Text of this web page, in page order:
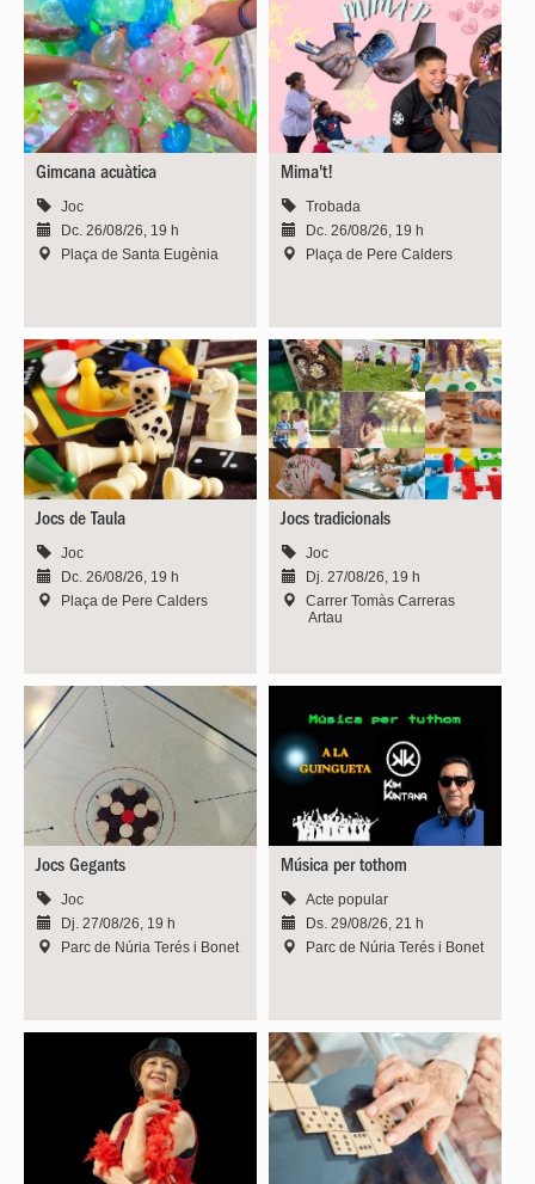
Gimcana acuàtica
Joc
Dc. 26/08/26, 19 h
Plaça de Santa Eugènia
Mima't!
Trobada
Dc. 26/08/26, 19 h
Plaça de Pere Calders
Jocs de Taula
Joc
Dc. 26/08/26, 19 h
Plaça de Pere Calders
Jocs tradicionals
Joc
Dj. 27/08/26, 19 h
Carrer Tomàs Carreras
Artau
Jocs Gegants
Joc
Dj. 27/08/26, 19 h
Parc de Núria Terés i Bonet
Música per tothom
Acte popular
Ds. 29/08/26, 21 h
Parc de Núria Terés i Bonet